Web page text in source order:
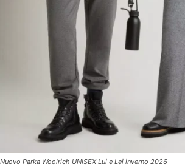
Nuovo Parka Woolrich UNISEX Lui e Lei inverno 2026